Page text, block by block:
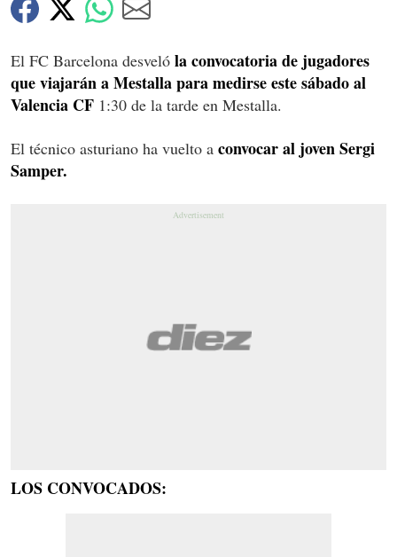
El FC Barcelona desveló la convocatoria de jugadores
que viajarán a Mestalla para medirse este sábado al
Valencia CF 1:30 de la tarde en Mestalla.
El técnico asturiano ha vuelto a convocar al joven Sergi
Samper.
LOS CONVOCADOS: